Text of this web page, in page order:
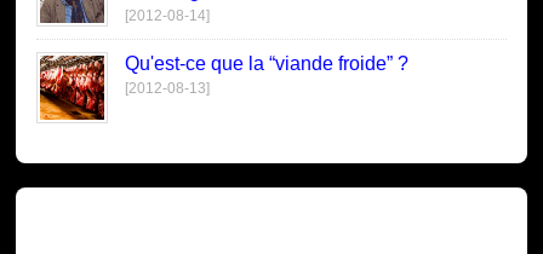
[2012-08-14]
Qu'est-ce que la “viande froide” ?
[2012-08-13]